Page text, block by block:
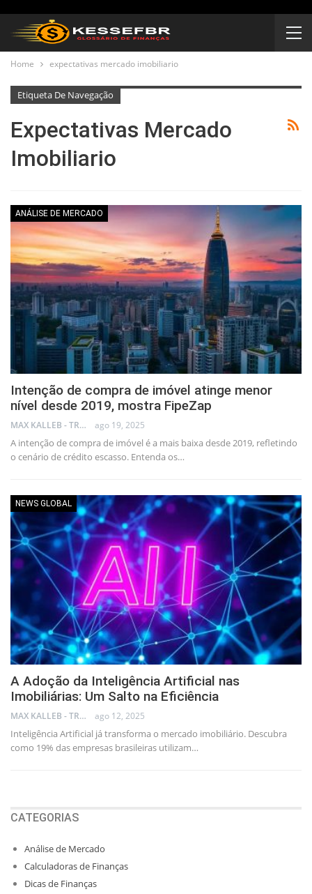
Home expectativas mercado imobiliario
Etiqueta De Navegação
Expectativas Mercado
Imobiliario
ANÁLISE DE MERCADO
Intenção de compra de imóvel atinge menor
nível desde 2019, mostra FipeZap
MAX KALLEB - TRADER ago 19, 2025
A intenção de compra de imóvel é a mais baixa desde 2019, refletindo
o cenário de crédito escasso. Entenda os…
NEWS GLOBAL
A Adoção da Inteligência Artificial nas
Imobiliárias: Um Salto na Eficiência
MAX KALLEB - TRADER ago 12, 2025
Inteligência Artificial já transforma o mercado imobiliário. Descubra
como 19% das empresas brasileiras utilizam…
CATEGORIAS
Análise de Mercado
Calculadoras de Finanças
Dicas de Finanças